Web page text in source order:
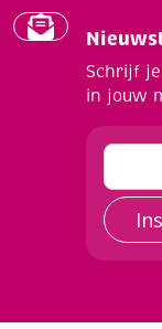
Schrijf
in jouw